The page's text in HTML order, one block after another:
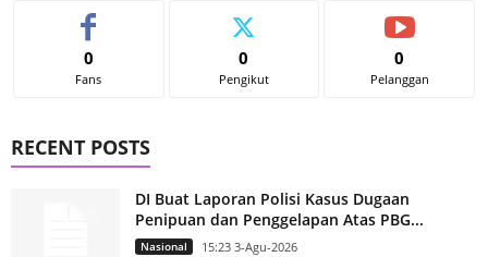
0
Fans
0
Pengikut
0
Pelanggan
RECENT POSTS
DI Buat Laporan Polisi Kasus Dugaan
Penipuan dan Penggelapan Atas PBG...
Nasional 15:23 3-Agu-2026